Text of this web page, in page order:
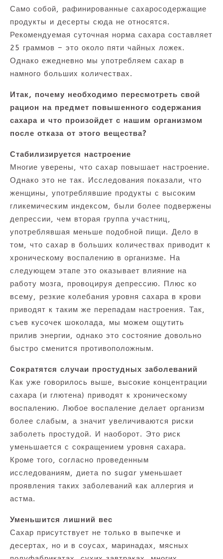
Само собой, рафинированные сахаросодержащие
продукты и десерты сюда не относятся.
Рекомендуемая суточная норма сахара составляет
25 граммов – это около пяти чайных ложек.
Однако ежедневно мы употребляем сахар в
намного больших количествах.
Итак, почему необходимо пересмотреть свой
рацион на предмет повышенного содержания
сахара и что произойдет с нашим организмом
после отказа от этого вещества?
Стабилизируется настроение
Многие уверены, что сахар повышает настроение.
Однако это не так. Исследования показали, что
женщины, употреблявшие продукты с высоким
гликемическим индексом, были более подвержены
депрессии, чем вторая группа участниц,
употреблявшая меньше подобной пищи. Дело в
том, что сахар в больших количествах приводит к
хроническому воспалению в организме. На
следующем этапе это оказывает влияние на
работу мозга, провоцируя депрессию. Плюс ко
всему, резкие колебания уровня сахара в крови
приводят к таким же перепадам настроения. Так,
съев кусочек шоколада, мы можем ощутить
прилив энергии, однако это состояние довольно
быстро сменится противоположным.
Сократятся случаи простудных заболеваний
Как уже говорилось выше, высокие концентрации
сахара (и глютена) приводят к хроническому
воспалению. Любое воспаление делает организм
более слабым, а значит увеличиваются риски
заболеть простудой. И наоборот. Это риск
уменьшается с сокращением уровня сахара.
Кроме того, согласно проведенным
исследованиям, диета no sugar уменьшает
проявления таких заболеваний как аллергия и
астма.
Уменьшится лишний вес
Сахар присутствует не только в выпечке и
десертах, но и в соусах, маринадах, мясных